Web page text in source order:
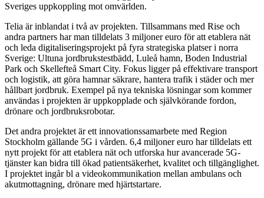
Sveriges uppkoppling mot omvärlden.
Telia är inblandat i två av projekten. Tillsammans med Rise och
andra partners har man tilldelats 3 miljoner euro för att etablera nät
och leda digitaliseringsprojekt på fyra strategiska platser i norra
Sverige: Ultuna jordbrukstestbädd, Luleå hamn, Boden Industrial
Park och Skellefteå Smart City. Fokus ligger på effektivare transport
och logistik, att göra hamnar säkrare, hantera trafik i städer och mer
hållbart jordbruk. Exempel på nya tekniska lösningar som kommer
användas i projekten är uppkopplade och självkörande fordon,
drönare och jordbruksrobotar.
Det andra projektet är ett innovationssamarbete med Region
Stockholm gällande 5G i vården. 6,4 miljoner euro har tilldelats ett
nytt projekt för att etablera nät och utforska hur avancerade 5G-
tjänster kan bidra till ökad patientsäkerhet, kvalitet och tillgänglighet.
I projektet ingår bl a videokommunikation mellan ambulans och
akutmottagning, drönare med hjärtstartare.